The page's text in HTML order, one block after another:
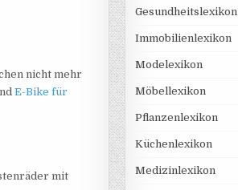
nicht mehr
E-Bike für
mit
Gesundheitslexikon
Immobilienlexikon
Modelexikon
Möbellexikon
Pflanzenlexikon
Küchenlexikon
Medizinlexikon